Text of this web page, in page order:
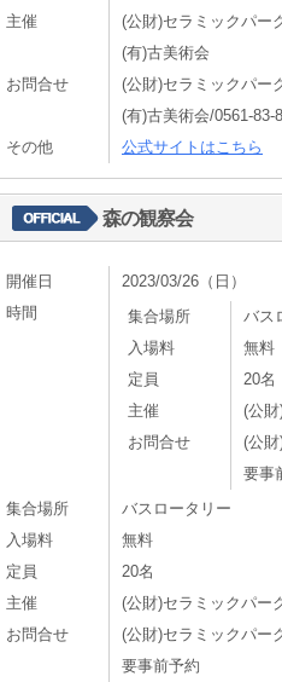
主催
(公財)セラミックパー
(有)古美術会
お問合せ
(公財)セラミックパー
(有)古美術会/0561-83-
その他
公式サイトはこちら
森の観察会
開催日
2023/03/26（日）
時間
集合場所
バス
入場料
無料
定員
20名
主催
(公
お問合せ
(公
要事
集合場所
バスロータリー
入場料
無料
定員
20名
主催
(公財)セラミックパー
お問合せ
(公財)セラミックパー
要事前予約